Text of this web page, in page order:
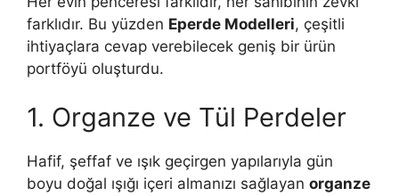
farklıdır. Bu yüzden Eperde Modelleri, çeşitli
ihtiyaçlara cevap verebilecek geniş bir ürün
portföyü oluşturdu.
1. Organze ve Tül Perdeler
Hafif, şeffaf ve ışık geçirgen yapılarıyla gün
boyu doğal ışığı içeri almanızı sağlayan organze